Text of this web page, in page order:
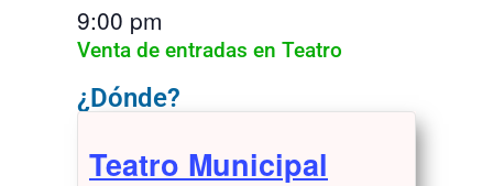
9:00 pm
Venta de entradas en Teatro
¿Dónde?
Teatro Municipal